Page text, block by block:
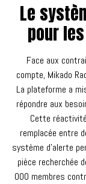
Le
pour
Face aux
compte, Mikado
La plateforme a
répondre aux
Cette
remplacée entre
système d’alerte
pièce recherchée
000 membres